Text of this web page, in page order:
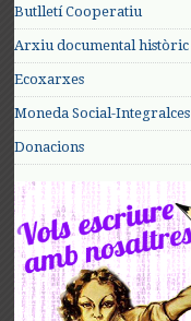
Butlletí Cooperatiu
Arxiu documental històric
Ecoxarxes
Moneda Social-Integralces
Donacions